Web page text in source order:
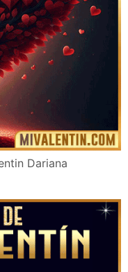
Dariana